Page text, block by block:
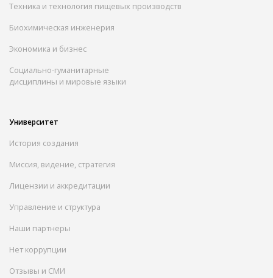
Техника и технология пищевых производств
Биохимическая инженерия
Экономика и бизнес
Социально-гуманитарные
дисциплины и мировые языки
Университет
История создания
Миссия, видение, стратегия
Лицензии и аккредитации
Управление и структура
Наши партнеры
Нет коррупции
Отзывы и СМИ